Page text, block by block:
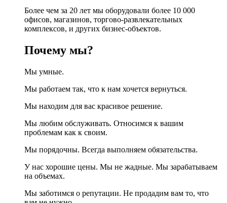
Более чем за 20 лет мы оборудовали более 10 000
офисов, магазинов, торгово-развлекательных
комплексов, и других бизнес-объектов.
Почему мы?
Мы умные.
Мы работаем так, что к нам хочется вернуться.
Мы находим для вас красивое решение.
Мы любим обслуживать. Относимся к вашим
проблемам как к своим.
Мы порядочны. Всегда выполняем обязательства.
У нас хорошие цены. Мы не жадные. Мы зарабатываем
на объемах.
Мы заботимся о репутации. Не продадим вам то, что